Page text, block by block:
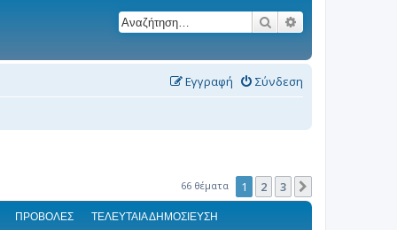
Αναζήτηση
Σύνδεση
Εγγραφή
66 θέματα 1 2 3
ΠΡΟΒΟΛΈΣ ΤΕΛΕΥΤΑΊΑ ΔΗΜΟΣΊΕΥΣΗ